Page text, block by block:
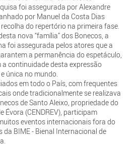
foi assegurada por Alexandre
por Manuel da Costa Dias
do repertório na primeira fase.
nova “família” dos Bonecos, a
foi assegurada pelos atores que a
a permanência do espetáculo,
continuidade desta expressão
única no mundo.
em todo o País, com frequentes
onde tradicionalmente se realizava
de Santo Aleixo, propriedade do
Évora (CENDREV), participam
eventos internacionais fora do
da BIME - Bienal Internacional de